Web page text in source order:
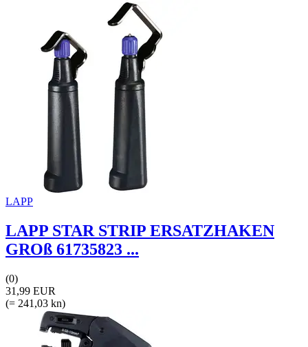
LAPP
LAPP STAR STRIP ERSATZHAKEN
GROß 61735823 ...
(0)
31,99 EUR
(= 241,03 kn)